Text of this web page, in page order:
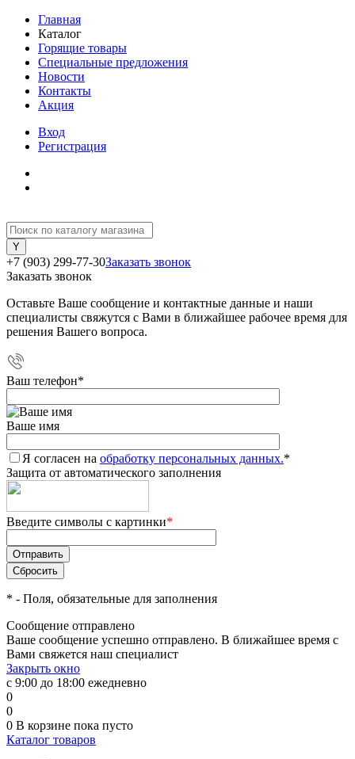
Главная
Каталог
Горящие товары
Специальные предложения
Новости
Контакты
Акция
Вход
Регистрация
+7 (903) 299-77-30Заказать звонок
Заказать звонок
Оставьте Ваше сообщение и контактные данные и наши
специалисты свяжутся с Вами в ближайшее рабочее время для
решения Вашего вопроса.
Ваш телефон*
Ваше имя
Я согласен на обработку персональных данных.*
Защита от автоматического заполнения
Введите символы с картинки*
* - Поля, обязательные для заполнения
Сообщение отправлено
Ваше сообщение успешно отправлено. В ближайшее время с
Вами свяжется наш специалист
Закрыть окно
с 9:00 до 18:00 ежедневно
0
0
0 В корзине пока пусто
Каталог товаров